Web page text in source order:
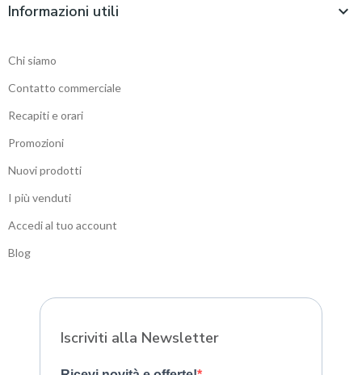
Informazioni utili 
Chi siamo
Contatto commerciale
Recapiti e orari
Promozioni
Nuovi prodotti
I più venduti
Accedi al tuo account
Blog
Iscriviti alla Newsletter